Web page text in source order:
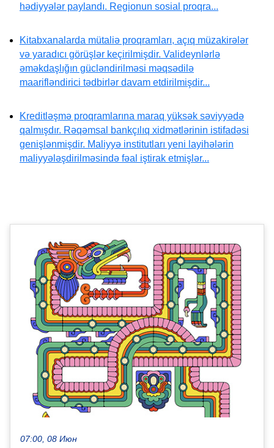
hədiyyələr paylandı. Regionun sosial proqra...
Kitabxanalarda mütaliə proqramları, açıq müzakirələr
və yaradıcı görüşlər keçirilmişdir. Valideynlərlə
əməkdaşlığın gücləndirilməsi məqsədilə
maarifləndirici tədbirlər davam etdirilmişdir...
Kreditləşmə proqramlarına maraq yüksək səviyyədə
qalmışdır. Rəqəmsal bankçılıq xidmətlərinin istifadəsi
genişlənmişdir. Maliyyə institutları yeni layihələrin
maliyyələşdirilməsində fəal iştirak etmişlər...
07:00, 08 Июн